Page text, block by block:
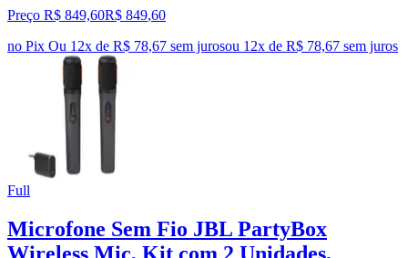
Preço R$ 849,60R$ 849,60
no Pix Ou 12x de R$ 78,67 sem jurosou 12x de R$ 78,67 sem juros
Full
Microfone Sem Fio JBL PartyBox